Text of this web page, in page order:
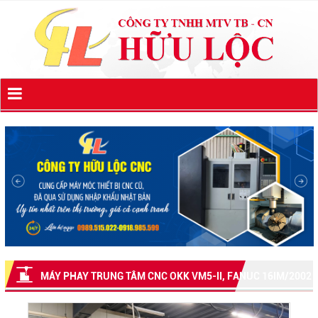
MÁY PHAY TRUNG TÂM CNC OKK VM5-II, FANUC 16IM/2002